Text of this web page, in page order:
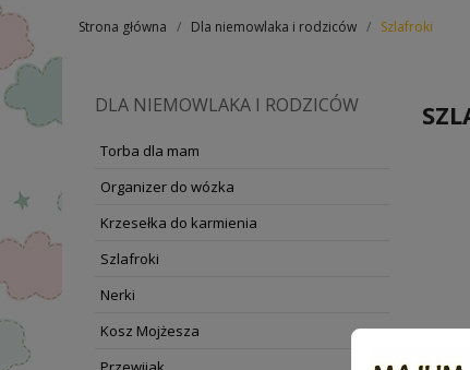
Strona główna Dla niemowlaka i rodziców Szlafroki
DLA NIEMOWLAKA I RODZICÓW
Torba dla mam
Organizer do wózka
Krzesełka do karmienia
Szlafroki
Nerki
Kosz Mojżesza
